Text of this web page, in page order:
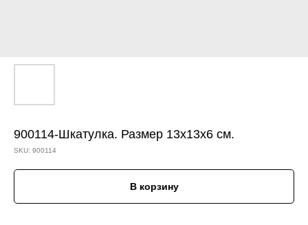
900114-Шкатулка. Размер 13х13х6 см.
SKU: 900114
В корзину